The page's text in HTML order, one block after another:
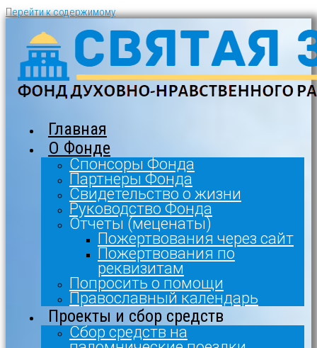
Перейти к содержимому
Главная
О Фонде
Спонсоры Фонда
Партнеры Фонда
Свидетельство о жизни
Руководство Фонда
Отчеты (меценаты)
Пожертвования через сайт
Пожертвования по
реквизитам
Попросить о помощи
Православный календарь
Проекты и сбор средств
Сбор средств на